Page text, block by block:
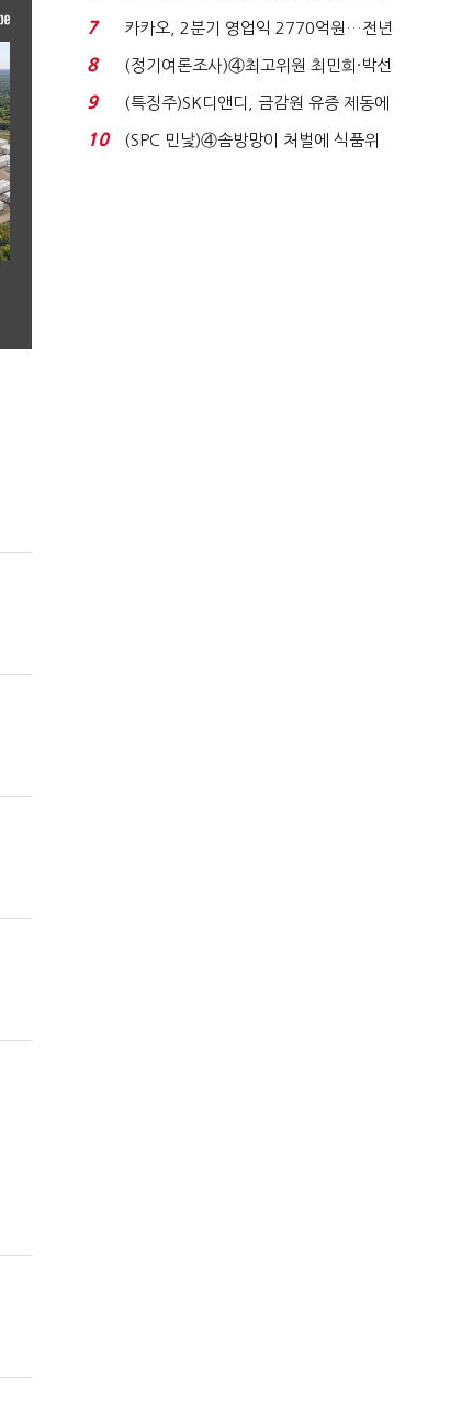
7%…일주일 만에 ...
7
카카오, 2분기 영업익 2770억원…전년
비 36% 증가...
8
(정기여론조사)④최고위원 최민희·박선
원 '양강'…서미...
9
(특징주)SK디앤디, 금감원 유증 제동에
장 초반 상한가...
10
(SPC 민낯)④솜방망이 처벌에 식품위